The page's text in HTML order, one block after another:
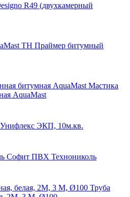
R49 (двухкамерный
Праймер битумный
Мастика
AquaMast
Унифлекс ЭКП, 10м.кв.
Софит ПВХ Технониколь
Труба